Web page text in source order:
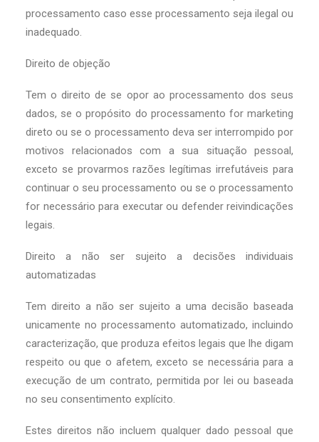
processamento caso esse processamento seja ilegal ou
inadequado.
Direito de objeção
Tem o direito de se opor ao processamento dos seus
dados, se o propósito do processamento for marketing
direto ou se o processamento deva ser interrompido por
motivos relacionados com a sua situação pessoal,
exceto se provarmos razões legítimas irrefutáveis para
continuar o seu processamento ou se o processamento
for necessário para executar ou defender reivindicações
legais.
Direito a não ser sujeito a decisões individuais
automatizadas
Tem direito a não ser sujeito a uma decisão baseada
unicamente no processamento automatizado, incluindo
caracterização, que produza efeitos legais que lhe digam
respeito ou que o afetem, exceto se necessária para a
execução de um contrato, permitida por lei ou baseada
no seu consentimento explícito.
Estes direitos não incluem qualquer dado pessoal que